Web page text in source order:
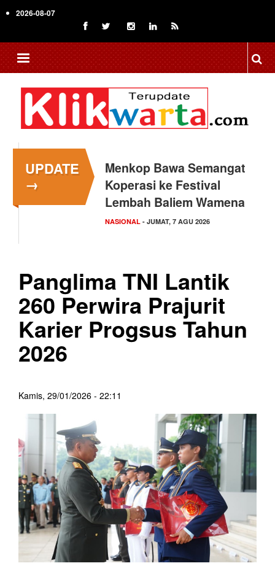
to
content
2026-08-07
UPDATE
→
Menkop Bawa Semangat
Koperasi ke Festival
Lembah Baliem Wamena
NASIONAL - JUMAT, 7 AGU 2026
Tingkatkan Daya Saing
Indonesia, BRIN Fokus
Kembangkan Teknologi…
NASIONAL - JUMAT, 7 AGU 2026
Panglima TNI Lantik
260 Perwira Prajurit
Karier Progsus Tahun
2026
Kamis, 29/01/2026 - 22:11